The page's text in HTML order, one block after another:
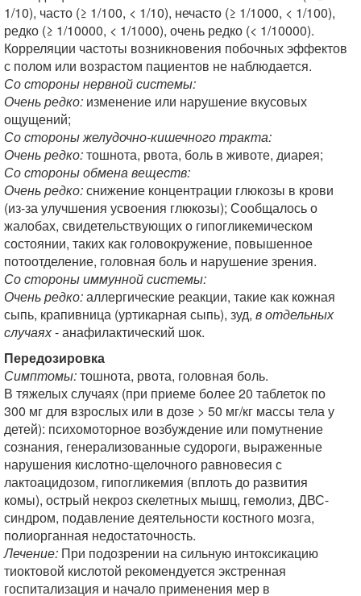
1/10), часто (≥ 1/100, < 1/10), нечасто (≥ 1/1000, < 1/100),
редко (≥ 1/10000, < 1/1000), очень редко (< 1/10000).
Корреляции частоты возникновения побочных эффектов
с полом или возрастом пациентов не наблюдается.
Со стороны нервной системы:
Очень редко: изменение или нарушение вкусовых
ощущений;
Со стороны желудочно-кишечного тракта:
Очень редко:тошнота, рвота, боль в животе, диарея;
Со стороны обмена веществ:
Очень редко:снижение концентрации глюкозы в крови
(из-за улучшения усвоения глюкозы); Сообщалось о
жалобах, свидетельствующих о гипогликемическом
состоянии, таких как головокружение, повышенное
потоотделение, головная боль и нарушение зрения.
Со стороны иммунной системы:
Очень редко:аллергические реакции, такие как кожная
сыпь, крапивница (уртикарная сыпь), зуд, в отдельных
случаях- анафилактический шок.
Передозировка
Симптомы:тошнота, рвота, головная боль.
В тяжелых случаях (при приеме более 20 таблеток по
300 мг для взрослых или в дозе > 50 мг/кг массы тела у
детей): психомоторное возбуждение или помутнение
сознания, генерализованные судороги, выраженные
нарушения кислотно-щелочного равновесия с
лактоацидозом, гипогликемия (вплоть до развития
комы), острый некроз скелетных мышц, гемолиз, ДВС-
синдром, подавление деятельности костного мозга,
полиорганная недостаточность.
Лечение: При подозрении на сильную интоксикацию
тиоктовой кислотой рекомендуется экстренная
госпитализация и начало применения мер в